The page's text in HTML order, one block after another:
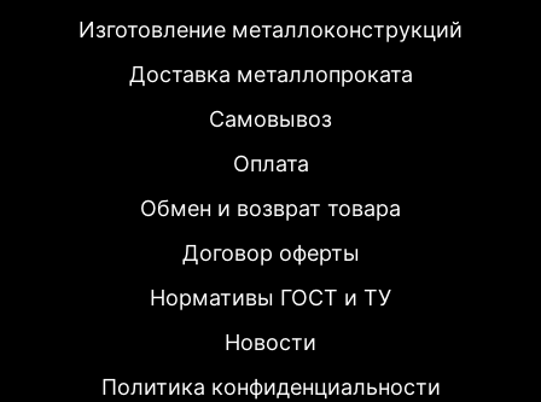
Изготовление металлоконструкций
Доставка металлопроката
Самовывоз
Оплата
Обмен и возврат товара
Договор оферты
Нормативы ГОСТ и ТУ
Новости
Политика конфиденциальности